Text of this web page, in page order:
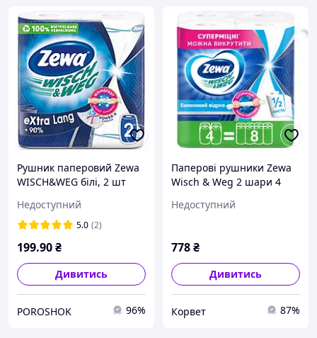
Рушник паперовий Zewa
WISCH&WEG білі, 2 шт
Недоступний
5.0 (2)
199.90₴
Дивитись
POROSHOK 96%
Паперові рушники Zewa
Wisch & Weg 2 шари 4
Недоступний
778₴
Дивитись
Корвет 87%